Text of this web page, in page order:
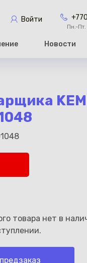
Войти
Пн.-
Новости
товара нет в